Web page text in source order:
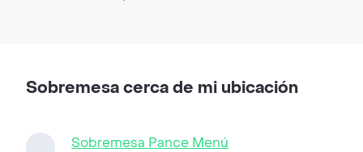
Sobremesa cerca de mi ubicación
Sobremesa Pance Menú